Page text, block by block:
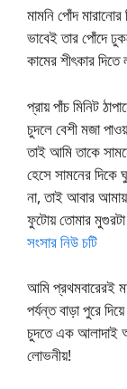
মামনি পোঁদ
ভাবেই তার পোঁদে
কামের শীৎকার
প্রায় পাঁচ মিনিট
চুদলে বেশী মজা
তাই আমি তাকে
হেসে সামনের
না, তাই আবার
ফুটোয় তোমার
সংসার নিউ চটি
আমি প্রথমবারেরই
পর্যন্ত বাড়া পুরে
চুদতে এক আলাদাই
লোভনীয়!